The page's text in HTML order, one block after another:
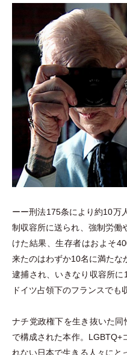
ーー刑法175条により約10万
制収容所に送られ、強制労働
けた結果、生存者はおよそ
来たのはわずか10名に満たな
逮捕され、いきなり収容所
ドイツ占領下のフランスでも
ナチ党政権下を生き抜いた
で構成された本作。LGBTQ+
れない日本で生きる人々にと